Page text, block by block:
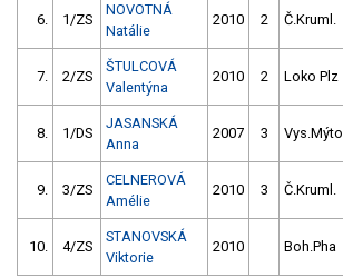
6. 1/ZS
NOVOTNÁ
Natálie
2010 2 Č.Kruml.
7. 2/ZS
ŠTULCOVÁ
Valentýna
2010 2 Loko Plz
8. 1/DS
JASANSKÁ
Anna
2007 3 Vys.Mýto
9. 3/ZS
CELNEROVÁ
Amélie
2010 3 Č.Kruml.
10. 4/ZS
STANOVSKÁ
Viktorie
2010 Boh.Pha